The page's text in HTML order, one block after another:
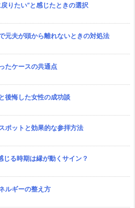
りたい”と感じたときの選択
元夫が頭から離れないときの対処法
たケースの共通点
後悔した女性の成功談
ポットと効果的な参拝方法
じる時期は縁が動くサイン？
ルギーの整え方